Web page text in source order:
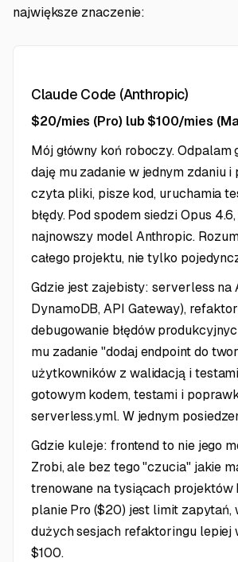
największe znaczenie:
Claude Code (Anthropic)
$20/mies (Pro) lub $100/mies
Mój główny koń roboczy. Odpalam
daję mu zadanie w jednym zdaniu
czyta pliki, pisze kod, uruchamia
błędy. Pod spodem siedzi Opus
najnowszy model Anthropic.
całego projektu, nie tylko
Gdzie jest zajebisty: serverless na
DynamoDB, API Gateway),
debugowanie błędów
mu zadanie "dodaj endpoint do
użytkowników z walidacją i
gotowym kodem, testami i
serverless.yml. W jednym
Gdzie kuleje: frontend to nie jego
Zrobi, ale bez tego "czucia" jakie
trenowane na tysiącach projektów
planie Pro ($20) jest limit zapytań,
dużych sesjach refaktoringu lepiej
$100.